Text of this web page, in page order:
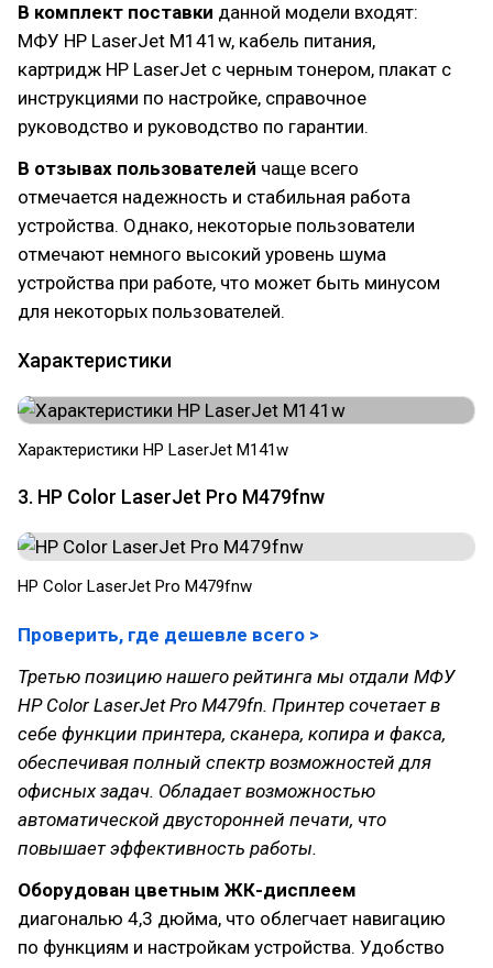
В комплект поставки данной модели входят:
МФУ HP LaserJet M141w, кабель питания,
картридж HP LaserJet с черным тонером, плакат с
инструкциями по настройке, справочное
руководство и руководство по гарантии.
В отзывах пользователей чаще всего
отмечается надежность и стабильная работа
устройства. Однако, некоторые пользователи
отмечают немного высокий уровень шума
устройства при работе, что может быть минусом
для некоторых пользователей.
Характеристики
Характеристики HP LaserJet M141w
3. HP Color LaserJet Pro M479fnw
HP Color LaserJet Pro M479fnw
Проверить, где дешевле всего >
Третью позицию нашего рейтинга мы отдали МФУ
HP Color LaserJet Pro M479fn. Принтер сочетает в
себе функции принтера, сканера, копира и факса,
обеспечивая полный спектр возможностей для
офисных задач. Обладает возможностью
автоматической двусторонней печати, что
повышает эффективность работы.
Оборудован цветным ЖК-дисплеем
диагональю 4,3 дюйма, что облегчает навигацию
по функциям и настройкам устройства. Удобство